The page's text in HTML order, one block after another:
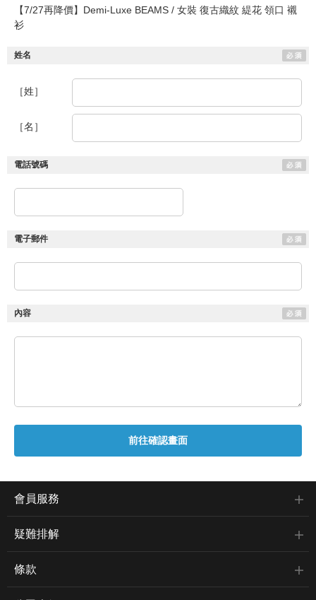
【7/27再降價】Demi-Luxe BEAMS / 女裝 復古織紋 緹花 領口 襯
衫
姓名
［姓］
［名］
電話號碼
電子郵件
內容
會員服務
疑難排解
條款